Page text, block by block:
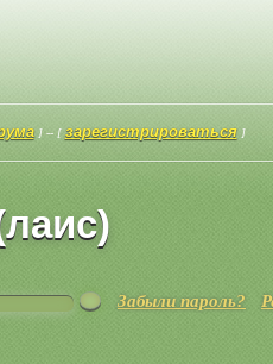
] -- [ зарегистрироваться]
Забыли пароль?